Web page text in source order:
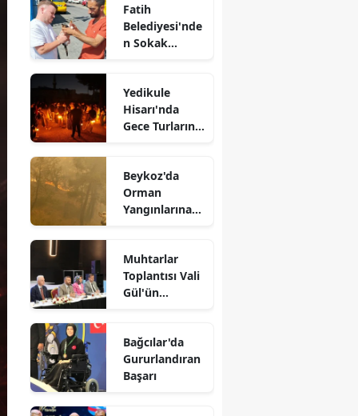
Fatih
Belediyesi'nde
n Sokak
Modeli
Yedikule
Hisarı'nda
Gece Turlarına
Beykoz'da
Orman
Yangınlarına
Başlatıldı
Muhtarlar
Toplantısı Vali
Gül'ün
Bağcılar'da
Gururlandıran
Başarı